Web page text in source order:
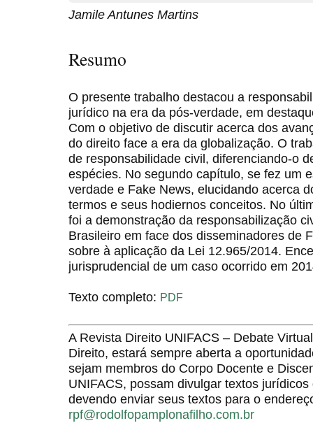
Jamile Antunes Martins
Resumo
O presente trabalho destacou a
jurídico na era da pós-verdade, em
Com o objetivo de discutir acerca dos
do direito face a era da globalização. O
de responsabilidade civil, diferenciando-o
espécies. No segundo capítulo, se fez um
verdade e Fake News, elucidando acerca
termos e seus hodiernos conceitos. No
foi a demonstração da responsabilização
Brasileiro em face dos disseminadores de
sobre à aplicação da Lei 12.965/2014.
jurisprudencial de um caso ocorrido em
Texto completo: PDF
A Revista Direito UNIFACS – Debate
Direito, estará sempre aberta a
sejam membros do Corpo Docente e
UNIFACS, possam divulgar textos
devendo enviar seus textos para o
rpf@rodolfopamplonafilho.com.br